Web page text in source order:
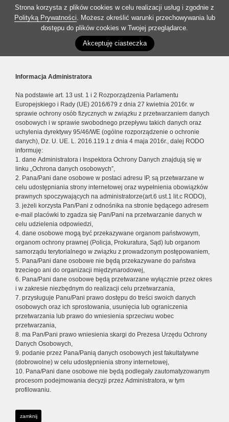
Strona korzysta z plików cookies w celu realizacji usług i zgodnie z
Polityką Prywatności. Możesz określić warunki przechowywania lub
dostępu do plików cookies w Twojej przeglądarce.
Akceptuję ciasteczka
Informacja Administratora
Na podstawie art. 13 ust. 1 i 2 Rozporządzenia Parlamentu
Europejskiego i Rady (UE) 2016/679 z dnia 27 kwietnia 2016r. w
sprawie ochrony osób fizycznych w związku z przetwarzaniem danych
osobowych i w sprawie swobodnego przepływu takich danych oraz
uchylenia dyrektywy 95/46/WE (ogólne rozporządzenie o ochronie
danych), Dz. U. UE. L. 2016.119.1 z dnia 4 maja 2016r., dalej RODO
informuję:
1. dane Administratora i Inspektora Ochrony Danych znajdują się w
linku „Ochrona danych osobowych”,
2. Pana/Pani dane osobowe w postaci adresu IP, są przetwarzane w
celu udostępniania strony internetowej oraz wypełnienia obowiązków
prawnych spoczywających na administratorze(art.6 ust.1 lit.c RODO),
3. jeżeli korzysta Pan/Pani z odnośnika na stronie będącego adresem
e-mail placówki to zgadza się Pan/Pani na przetwarzanie danych w
celu udzielenia odpowiedzi,
4. dane osobowe mogą być przekazywane organom państwowym,
organom ochrony prawnej (Policja, Prokuratura, Sąd) lub organom
samorządu terytorialnego w związku z prowadzonym postępowaniem,
5. Pana/Pani dane osobowe nie będą przekazywane do państwa
trzeciego ani do organizacji międzynarodowej,
6. Pana/Pani dane osobowe będą przetwarzane wyłącznie przez okres
i w zakresie niezbędnym do realizacji celu przetwarzania,
7. przysługuje Panu/Pani prawo dostępu do treści swoich danych
osobowych oraz ich sprostowania, usunięcia lub ograniczenia
przetwarzania lub prawo do wniesienia sprzeciwu wobec
przetwarzania,
8. ma Pan/Pani prawo wniesienia skargi do Prezesa Urzędu Ochrony
Danych Osobowych,
9. podanie przez Pana/Panią danych osobowych jest fakultatywne
(dobrowolne) w celu udostępnienia strony internetowej,
10. Pana/Pani dane osobowe nie będą podlegały zautomatyzowanym
procesom podejmowania decyzji przez Administratora, w tym
profilowaniu.
zamknij